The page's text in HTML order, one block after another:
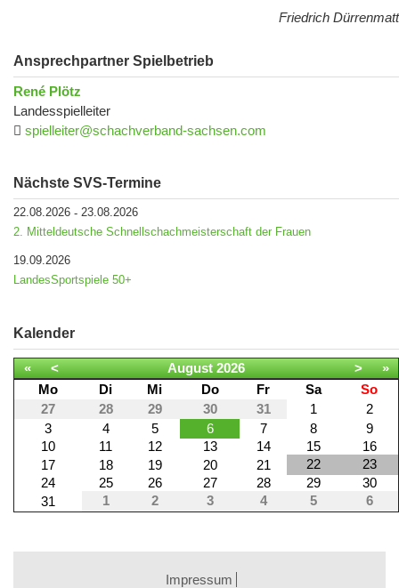
Friedrich Dürrenmatt
Ansprechpartner Spielbetrieb
René Plötz
Landesspielleiter
spielleiter@schachverband-sachsen.com
Nächste SVS-Termine
22.08.2026 - 23.08.2026
2. Mitteldeutsche Schnellschachmeisterschaft der Frauen
19.09.2026
LandesSportspiele 50+
Kalender
« < August 2026 >
»
Mo
Di Mi Do Fr Sa
So
27
28 29 30 31 1
2
3
4 5 6 7 8
9
10
11 12 13 14 15
16
17
18 19 20 21 22
23
24
25 26 27 28 29
30
31
1 2 3 4 5 6
Impressum